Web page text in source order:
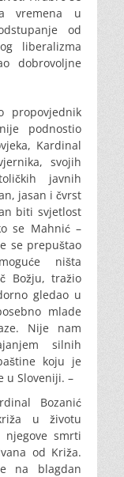
vremena u
od
liberalizma
dobrovoljne
propovjednik
podnostio
Kardinal
svojih
javnih
jasan i čvrst
biti svjetlost
se Mahnić –
se prepuštao
ništa
Božju, tražio
gledao u
mlade
Nije nam
silnih
koju je
u Sloveniji. –
Bozanić
u životu
njegove smrti
od Križa.
na blagdan